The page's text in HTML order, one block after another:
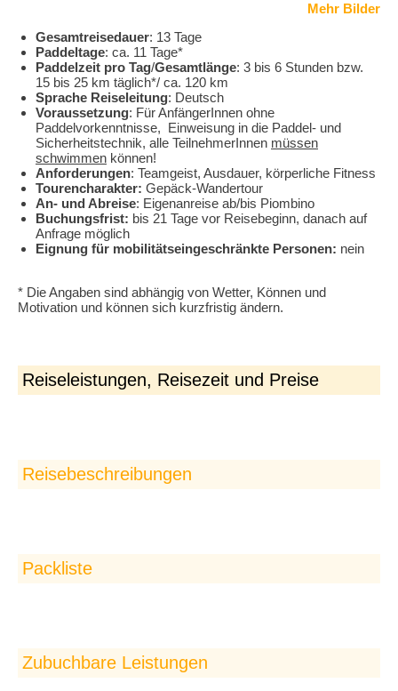
Im Seekajak einmal
rund um Elba
Mehr Bilder
Gesamtreisedauer: 13 Tage
Paddeltage: ca. 11 Tage*
Paddelzeit pro Tag/Gesamtlänge: 3 bis 6 Stunden bzw.
15 bis 25 km täglich*/ ca. 120 km
Sprache Reiseleitung: Deutsch
Voraussetzung: Für AnfängerInnen ohne
Paddelvorkenntnisse, Einweisung in die Paddel- und
Sicherheitstechnik, alle TeilnehmerInnen müssen
schwimmen können!
Anforderungen: Teamgeist, Ausdauer, körperliche Fitness
Tourencharakter: Gepäck-Wandertour
An- und Abreise: Eigenanreise ab/bis Piombino
Buchungsfrist: bis 21 Tage vor Reisebeginn, danach auf
Anfrage möglich
Eignung für mobilitätseingeschränkte Personen: nein
* Die Angaben sind abhängig von Wetter, Können und
Motivation und können sich kurzfristig ändern.
Reiseleistungen, Reisezeit und Preise
Reisebeschreibungen
Packliste
Zubuchbare Leistungen